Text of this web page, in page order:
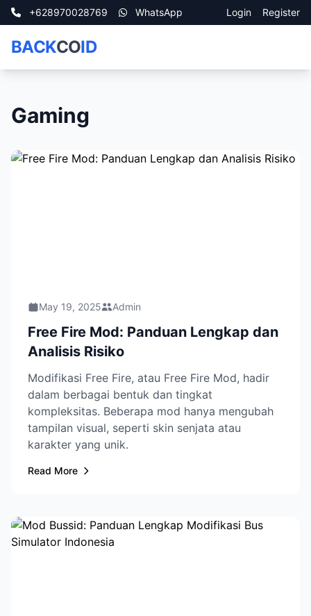
+628970028769 WhatsApp Login Register
BACKCOID
Gaming
May 19, 2025 Admin
Free Fire Mod: Panduan Lengkap dan
Analisis Risiko
Modifikasi Free Fire, atau Free Fire Mod, hadir
dalam berbagai bentuk dan tingkat
kompleksitas. Beberapa mod hanya mengubah
tampilan visual, seperti skin senjata atau
karakter yang unik.
Read More